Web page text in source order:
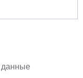
данные